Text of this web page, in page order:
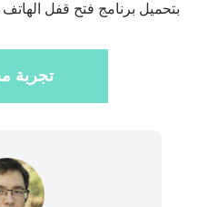
بتحميل برنامج فتح قفل
تجربة